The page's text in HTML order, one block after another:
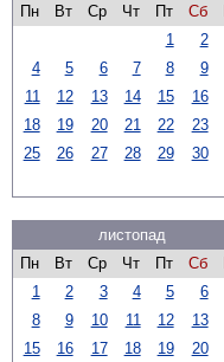
Пн
Вт Ср Чт Пт Сб
1
2
4
5 6 7 8 9
11
12 13 14 15 16
18
19 20 21 22 23
25
26 27 28 29 30
листопад
Пн
Вт Ср Чт Пт Сб
1
2 3 4 5 6
8
9 10 11 12 13
15
16 17 18 19 20